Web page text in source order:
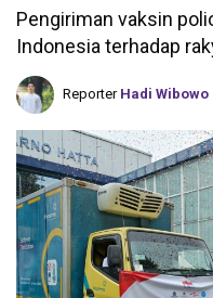
Pengiriman vaksin
Indonesia terhadap
Reporter Hadi Wibowo